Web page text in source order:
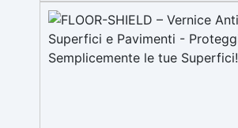
14387:2004+A1:2008
Climax modello 755/756/